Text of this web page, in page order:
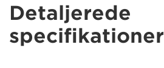
Detaljerede
specifikationer